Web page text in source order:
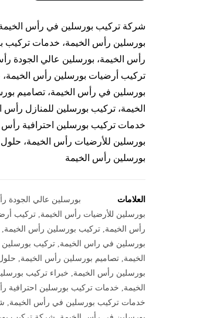
شركة تركيب بورسلين في رأس
بورسلين رأس الخيمة، خدمات تركيب
رأس الخيمة، بورسلين عالي الجودة
تركيب أرضيات بورسلين رأس الخيمة،
بورسلين في رأس الخيمة، تصاميم
الخيمة، تركيب بورسلين للمنازل رأس
خدمات تركيب بورسلين احترافية رأس
بورسلين للأرضيات رأس الخيمة،
بورسلين رأس الخيمة
العلامات بورسلين عالي الجودة
بورسلين للأرضيات رأس الخيمة ,تركيب
رأس الخيمة ,تركيب بورسلين رأس الخيمة
بورسلين في راس الخيمة ,تركيب بورسلين
الخيمة ,تصاميم بورسلين رأس الخيمة
بورسلين رأس الخيمة
خبراء تركيب
الخيمة
خدمات تركيب بورسلين احترافية
خدمات تركيب بورسلين في رأس الخيمة